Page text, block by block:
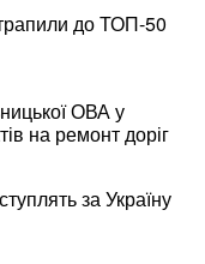
до ТОП-50
ОВА у
на ремонт доріг
за Україну